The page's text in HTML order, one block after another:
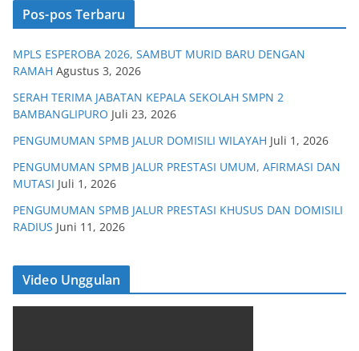
Pos-pos Terbaru
MPLS ESPEROBA 2026, SAMBUT MURID BARU DENGAN
RAMAH Agustus 3, 2026
SERAH TERIMA JABATAN KEPALA SEKOLAH SMPN 2
BAMBANGLIPURO Juli 23, 2026
PENGUMUMAN SPMB JALUR DOMISILI WILAYAH Juli 1, 2026
PENGUMUMAN SPMB JALUR PRESTASI UMUM, AFIRMASI DAN
MUTASI Juli 1, 2026
PENGUMUMAN SPMB JALUR PRESTASI KHUSUS DAN DOMISILI
RADIUS Juni 11, 2026
Video Unggulan